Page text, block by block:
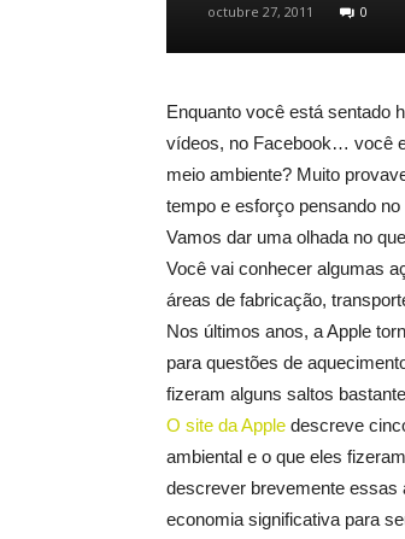
octubre 27, 2011 0
Enquanto você está sentado
vídeos, no Facebook… você
meio ambiente? Muito
tempo e esforço pensando
Vamos dar uma olhada no
Você vai conhecer algumas
áreas de fabricação,
Nos últimos anos, a Apple
para questões de
fizeram alguns saltos
O site da Apple descreve
ambiental e o que eles
descrever brevemente essas
economia significativa para